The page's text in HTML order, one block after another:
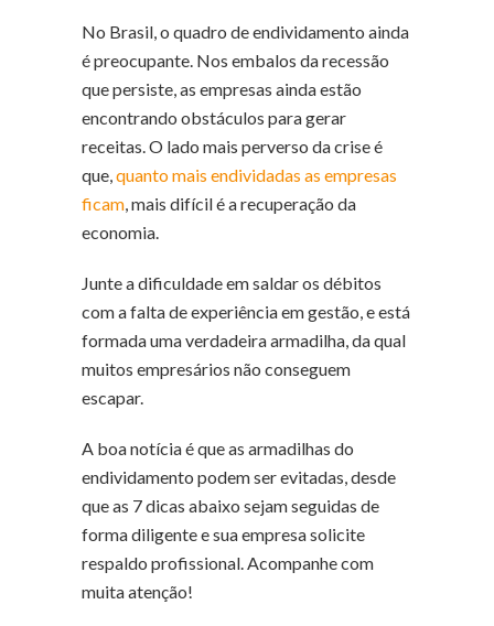
No Brasil, o quadro de endividamento ainda
é preocupante. Nos embalos da recessão
que persiste, as empresas ainda estão
encontrando obstáculos para gerar
receitas. O lado mais perverso da crise é
que, quanto mais endividadas as empresas
ficam , mais difícil é a recuperação da
economia.
Junte a dificuldade em saldar os débitos
com a falta de experiência em gestão, e está
formada uma verdadeira armadilha, da qual
muitos empresários não conseguem
escapar.
A boa notícia é que as armadilhas do
endividamento podem ser evitadas, desde
que as 7 dicas abaixo sejam seguidas de
forma diligente e sua empresa solicite
respaldo profissional. Acompanhe com
muita atenção!